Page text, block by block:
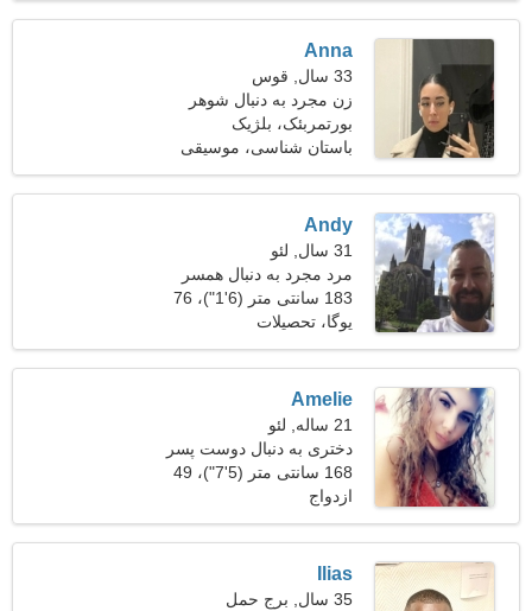
Anna
33 سال, قوس
زن مجرد به دنبال شوهر
بورتمربئک، بلژیک
باستان شناسی، موسیقی
Andy
31 سال, لئو
مرد مجرد به دنبال همسر
183 سانتی متر (6'1")، 76
کیلوگرم (167 پوند)
یوگا، تحصیلات
Amelie
21 ساله, لئو
دختری به دنبال دوست پسر
24-31
168 سانتی متر (5'7")، 49
کیلوگرم (108 پوند)
ازدواج
Ilias
35 سال, برج حمل